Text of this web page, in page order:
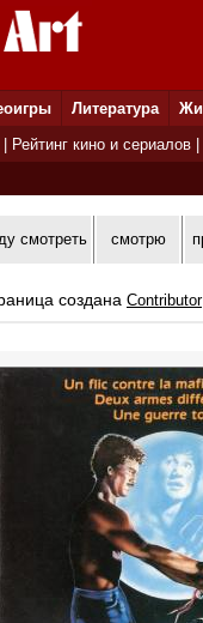
Литература
Рейтинг кино и сериалов
смотреть смотрю
создана Contributor